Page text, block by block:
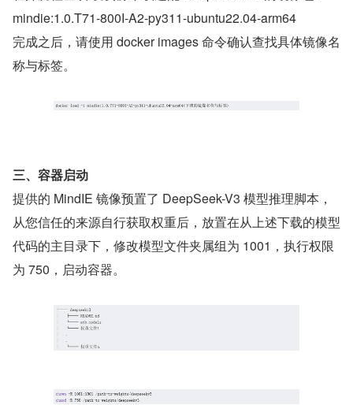
mindie:1.0.T71-800I-A2-py311-ubuntu22.04-arm64
完成之后，请使用 docker images 命令确认查找具体镜像名
称与标签。
三、容器启动
提供的 MindIE 镜像预置了 DeepSeek-V3 模型推理脚本，
从您信任的来源自行获取权重后，放置在从上述下载的模型
代码的主目录下，修改模型文件夹属组为 1001，执行权限
为 750，启动容器。